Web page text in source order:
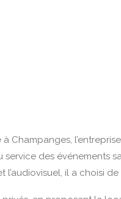
Champanges,
service des événements
il a choisi